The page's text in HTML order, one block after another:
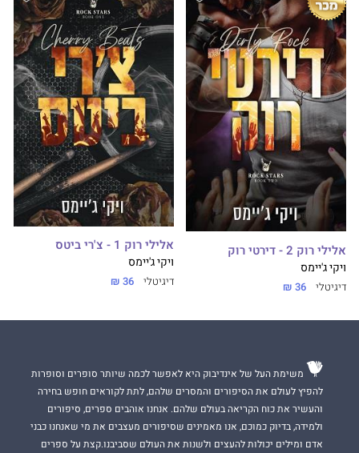
אלילי רוק 2 - דירטי רוק
ויקי ג'יימס
דיגיטלי 36 ₪
אלילי רוק 1 - צ'רי ביטס
ויקי ג'יימס
דיגיטלי 36 ₪
משימת העל של אינדיבוק היא לאפשר לכמה שיותר סופרים וסופרות
להפיץ לעולם את הסיפורים והמסרים שלהם, לתת לקוראים חופש בחירה
והעשיר את כוח הקריאה בעולם שלהם. אנחנו אוהבים ספרים, סיפורים
ולמידה, בדיוק כמוכם, אנו מאמינים שסיפורים מעצבים את מי שאנחנו כבני
אדם ומילים יכולות להעצים ולשנות את העולם שסביבנו.קצת על ספרים